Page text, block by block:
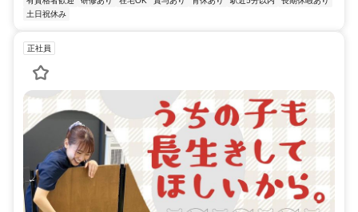
土日祝休み
正社員